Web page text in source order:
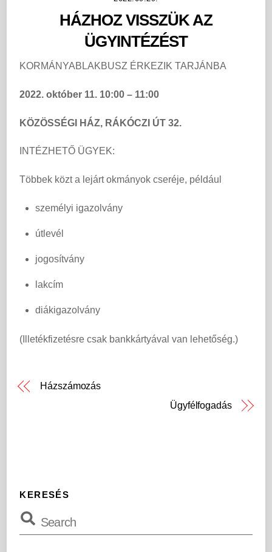
HÁZHOZ VISSZÜK AZ
ÜGYINTÉZÉST
KORMÁNYABLAKBUSZ ÉRKEZIK TARJÁNBA
2022. október 11. 10:00 – 11:00
KÖZÖSSÉGI HÁZ, RÁKÓCZI ÚT 32.
INTÉZHETŐ ÜGYEK:
Többek közt a lejárt okmányok cseréje, például
személyi igazolvány
útlevél
jogosítvány
lakcím
diákigazolvány
(Illetékfizetésre csak bankkártyával van lehetőség.)
Házszámozás
Ügyfélfogadás
KERESÉS